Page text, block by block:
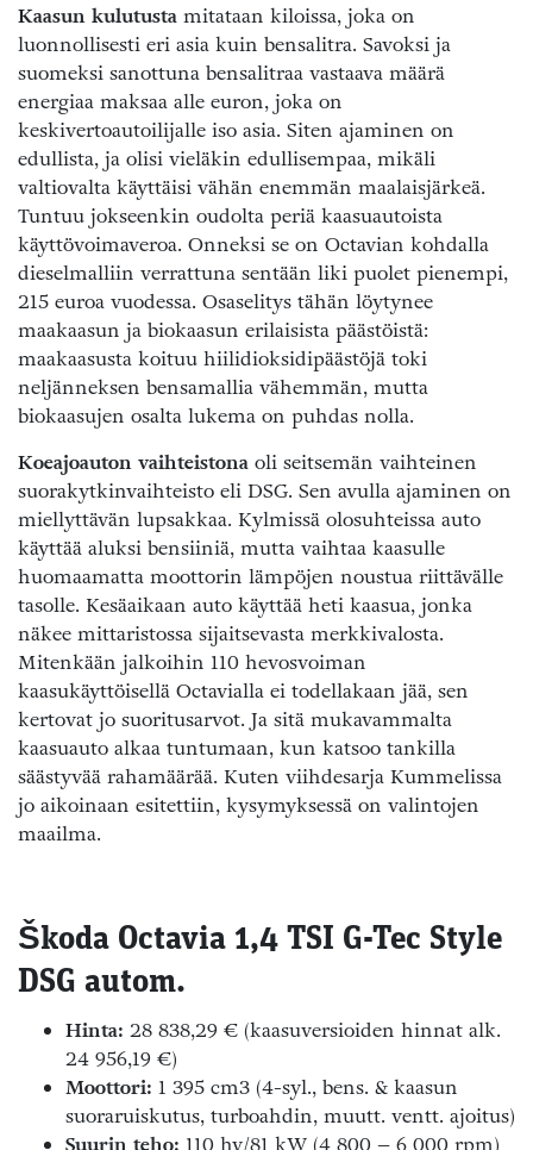
Kaasun kulutusta mitataan kiloissa, joka on
luonnollisesti eri asia kuin bensalitra. Savoksi ja
suomeksi sanottuna bensalitraa vastaava määrä
energiaa maksaa alle euron, joka on
keskivertoautoilijalle iso asia. Siten ajaminen on
edullista, ja olisi vieläkin edullisempaa, mikäli
valtiovalta käyttäisi vähän enemmän maalaisjärkeä.
Tuntuu jokseenkin oudolta periä kaasuautoista
käyttövoimaveroa. Onneksi se on Octavian kohdalla
dieselmalliin verrattuna sentään liki puolet pienempi,
215 euroa vuodessa. Osaselitys tähän löytynee
maakaasun ja biokaasun erilaisista päästöistä:
maakaasusta koituu hiilidioksidipäästöjä toki
neljänneksen bensamallia vähemmän, mutta
biokaasujen osalta lukema on puhdas nolla.
Koeajoauton vaihteistona oli seitsemän vaihteinen
suorakytkinvaihteisto eli DSG. Sen avulla ajaminen on
miellyttävän lupsakkaa. Kylmissä olosuhteissa auto
käyttää aluksi bensiiniä, mutta vaihtaa kaasulle
huomaamatta moottorin lämpöjen noustua riittävälle
tasolle. Kesäaikaan auto käyttää heti kaasua, jonka
näkee mittaristossa sijaitsevasta merkkivalosta.
Mitenkään jalkoihin 110 hevosvoiman
kaasukäyttöisellä Octavialla ei todellakaan jää, sen
kertovat jo suoritusarvot. Ja sitä mukavammalta
kaasuauto alkaa tuntumaan, kun katsoo tankilla
säästyvää rahamäärää. Kuten viihdesarja Kummelissa
jo aikoinaan esitettiin, kysymyksessä on valintojen
maailma.
Škoda Octavia 1,4 TSI G-Tec Style
DSG autom.
Hinta: 28 838,29 € (kaasuversioiden hinnat alk.
24 956,19 €)
Moottori: 1 395 cm3 (4-syl., bens. & kaasun
suoraruiskutus, turboahdin, muutt. ventt. ajoitus)